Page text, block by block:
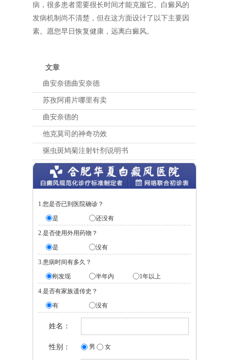
病，很多患者需要很长时间才能克服它。白癜风的
发病机制尚不清楚，但在这方面设计了以下主要因
素。愿您早日恢复健康，远离白癜风。
文章
曲安奈德曲安奈德
苏孜阿甫片哪里有卖
曲安奈德的
他克莫司的神奇功效
驱虫斑鸠菊注射针剂说明书
1.您是否已到医院确诊？
是
还没有
2.是否使用外用药物？
是
没有
3.患病时间有多久？
刚发现
半年内 1年以上
4.是否有家族遗传史？
有
没有
姓名：
性别： 男 女